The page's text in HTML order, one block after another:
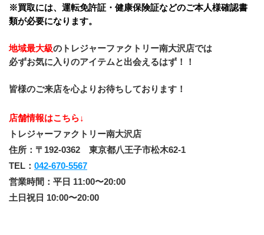
※買取には、運転免許証・健康保険証などのご本人様確認書
類が必要になります。
地域最大級のトレジャーファクトリー南大沢店では
必ずお気に入りのアイテムと出会えるはず！！
皆様のご来店を心よりお待ちしております！
店舗情報はこちら↓
トレジャーファクトリー南大沢店
住所：〒192-0362　東京都八王子市松木62-1
TEL： 042-670-5567
営業時間：平日 11:00〜20:00
土日祝日 10:00〜20:00